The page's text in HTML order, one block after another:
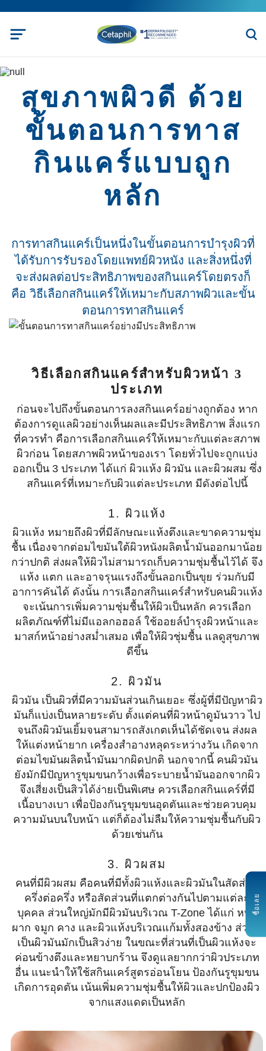
สุขภาพผิวดี ด้วย
ขั้นตอนการทาส
กินแคร์แบบถูก
หลัก
การทาสกินแคร์เป็นหนึ่งในขั้นตอนการบำรุงผิวที่
ได้รับการรับรองโดยแพทย์ผิวหนัง และสิ่งหนึ่งที่
จะส่งผลต่อประสิทธิภาพของสกินแคร์โดยตรงก็
คือ วิธีเลือกสกินแคร์ให้เหมาะกับสภาพผิวและขั้น
ตอนการทาสกินแคร์
วิธีเลือกสกินแคร์สำหรับผิวหน้า 3
ประเภท
ก่อนจะไปถึงขั้นตอนการลงสกินแคร์อย่างถูกต้อง หาก
ต้องการดูแลผิวอย่างเห็นผลและมีประสิทธิภาพ สิ่งแรก
ที่ควรทำ คือการเลือกสกินแคร์ให้เหมาะกับแต่ละสภาพ
ผิวก่อน โดยสภาพผิวหน้าของเรา โดยทั่วไปจะถูกแบ่ง
ออกเป็น 3 ประเภท ได้แก่ ผิวแห้ง ผิวมัน และผิวผสม ซึ่ง
สกินแคร์ที่เหมาะกับผิวแต่ละประเภท มีดังต่อไปนี้
1. ผิวแห้ง
ผิวแห้ง หมายถึงผิวที่มีลักษณะแห้งตึงและขาดความชุ่ม
ชื้น เนื่องจากต่อมไขมันใต้ผิวหนังผลิตน้ำมันออกมาน้อย
กว่าปกติ ส่งผลให้ผิวไม่สามารถเก็บความชุ่มชื้นไว้ได้ จึง
แห้ง แตก และอาจรุนแรงถึงขั้นลอกเป็นขุย ร่วมกับมี
อาการคันได้ ดังนั้น การเลือกสกินแคร์สำหรับคนผิวแห้ง
จะเน้นการเพิ่มความชุ่มชื้นให้ผิวเป็นหลัก ควรเลือก
ผลิตภัณฑ์ที่ไม่มีแอลกอฮอล์ ใช้ออยล์บำรุงผิวหน้าและ
มาสก์หน้าอย่างสม่ำเสมอ เพื่อให้ผิวชุ่มชื้น แลดูสุขภาพ
ดีขึ้น
2. ผิวมัน
ผิวมัน เป็นผิวที่มีความมันส่วนเกินเยอะ ซึ่งผู้ที่มีปัญหาผิว
มันก็แบ่งเป็นหลายระดับ ตั้งแต่คนที่ผิวหน้าดูมันวาว ไป
จนถึงผิวมันเยิ้มจนสามารถสังเกตเห็นได้ชัดเจน ส่งผล
ให้แต่งหน้ายาก เครื่องสำอางหลุดระหว่างวัน เกิดจาก
ต่อมไขมันผลิตน้ำมันมากผิดปกติ นอกจากนี้ คนผิวมัน
ยังมักมีปัญหารูขุมขนกว้างเพื่อระบายน้ำมันออกจากผิว
จึงเสี่ยงเป็นสิวได้ง่ายเป็นพิเศษ ควรเลือกสกินแคร์ที่มี
เนื้อบางเบา เพื่อป้องกันรูขุมขนอุดตันและช่วยควบคุม
ความมันบนใบหน้า แต่ก็ต้องไม่ลืมให้ความชุ่มชื้นกับผิว
ด้วยเช่นกัน
3. ผิวผสม
คนที่มีผิวผสม คือคนที่มีทั้งผิวแห้งและผิวมันในสัดส่วน
ครึ่งต่อครึ่ง หรือสัดส่วนที่แตกต่างกันไปตามแต่ละ
บุคคล ส่วนใหญ่มักมีผิวมันบริเวณ T-Zone ได้แก่ หน้า
ผาก จมูก คาง และผิวแห้งบริเวณแก้มทั้งสองข้าง ส่วนที่
เป็นผิวมันมักเป็นสิวง่าย ในขณะที่ส่วนที่เป็นผิวแห้งจะ
ค่อนข้างตึงและหยาบกร้าน จึงดูแลยากกว่าผิวประเภท
อื่น แนะนำให้ใช้สกินแคร์สูตรอ่อนโยน ป้องกันรูขุมขน
เกิดการอุดตัน เน้นเพิ่มความชุ่มชื้นให้ผิวและปกป้องผิว
จากแสงแดดเป็นหลัก
ซื้อเลย